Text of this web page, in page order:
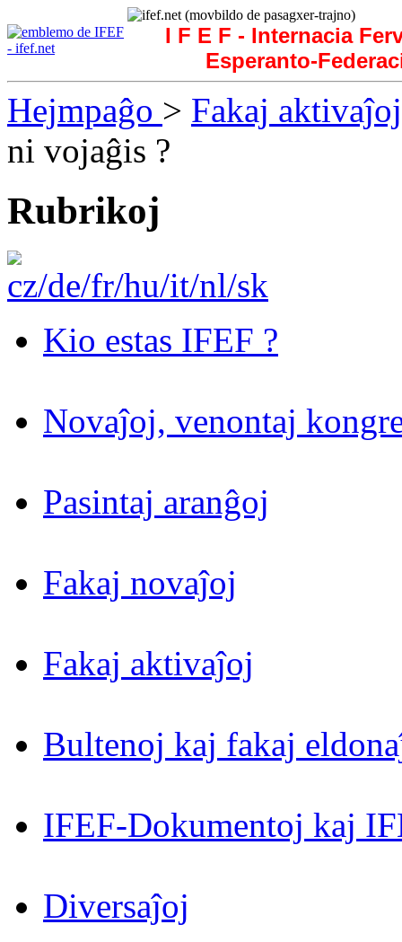
I F E F - Internacia
Esperanto-
Hejmpaĝo > Fakaj aktivaĵoj
ni vojaĝis ?
Rubrikoj
Kio estas IFEF ?
Novaĵoj, venontaj
Pasintaj aranĝoj
Fakaj novaĵoj
Fakaj aktivaĵoj
Bultenoj kaj fakaj
IFEF-Dokumentoj kaj
Diversaĵoj